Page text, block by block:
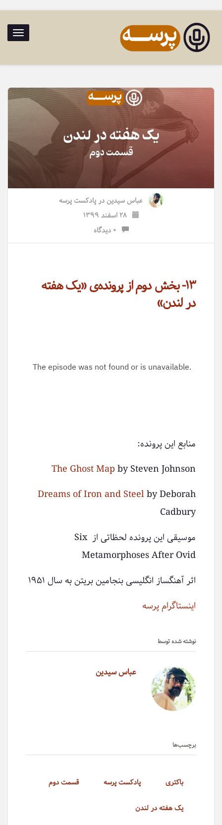
ناوبری
تاگل
عباس سیدیندرپادکست پرسه
۲۸ اسفند ۱۳۹۹
۰ دیدگاه
۱۳- بخش دوم از پرونده‌ی «یک هفته
در لندن»
منابع این پرونده:
The Ghost Mapby Steven Johnson
Dreams of Iron and Steelby Deborah
Cadbury
موسیقی این پرونده لحظاتی از Six
Metamorphoses After Ovid
اثر آهنگساز انگلیسی بنجامین بریتن به سال ۱۹۵۱
اینستاگرام پرسه
نوشته شده توسط
عباس سیدین
برچسب‌ها
باکتری پادکست پرسه قسمت دوم
یک هفته در لندن